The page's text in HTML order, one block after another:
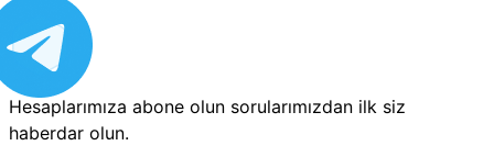
Hesaplarımıza abone olun sorularımızdan ilk siz
haberdar olun.